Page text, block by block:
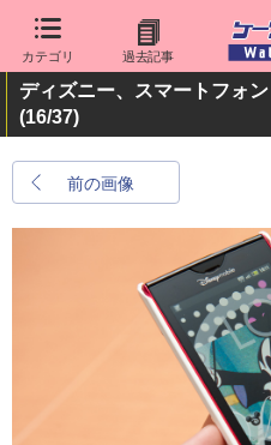
カテゴリ 過去記事
ディズニー、スマートフォ
(16/37)
前の画像